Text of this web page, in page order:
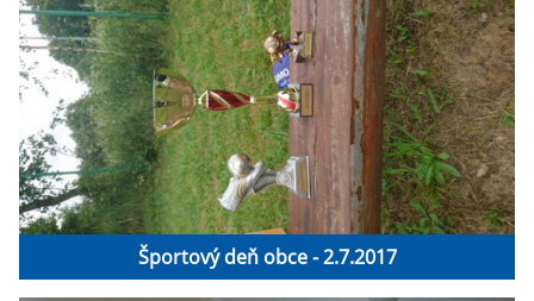
Športový deň obce - 2.7.2017